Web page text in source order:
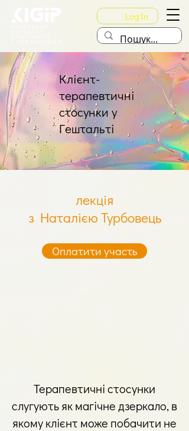
Log In
Клієнт-
терапевтичні
стосунки у
Гештальті
лекція
з Наталією Турбовець
Оплатити участь
Терапевтичні стосунки
слугують як магічне дзеркало, в
якому клієнт може побачити не